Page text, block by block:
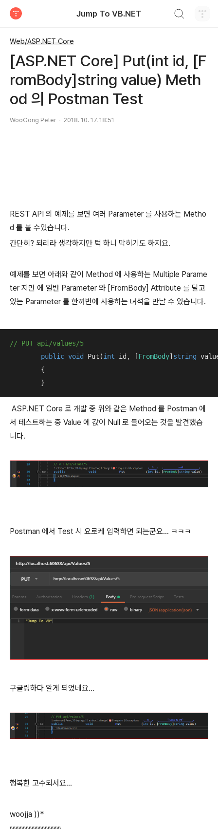
Jump To VB.NET
Web/ASP.NET Core
[ASP.NET Core] Put(int id, [F
romBody]string value) Meth
od 의 Postman Test
WooGong Peter 2018. 10. 17. 18:51
REST API 의 예제를 보면 여러 Parameter 를 사용하는 Metho
d 를 볼 수있습니다.
간단히? 되리라 생각하지만 턱 하니 막히기도 하지요.
예제를 보면 아래와 같이 Method 에 사용하는 Multiple Parame
ter 지만 에 일반 Parameter 와 [FromBody] Attribute 를 달고
있는 Parameter 를 한꺼번에 사용하는 녀석을 만날 수 있습니다.
// PUT api/values/5
public void Put(int id, [FromBody] string
{
}
ASP.NET Core 로 개발 중 위와 같은 Method 를 Postman 에
서 테스트하는 중 Value 에 값이 Null 로 들어오는 것을 발견했습
니다.
Postman 에서 Test 시 요로케 입력하면 되는군요... ㅋㅋㅋ
구글링하다 알게 되었네요...
행복한 고수되셔요...
woojja ))*